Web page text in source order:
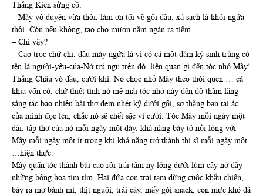
Thằng Kiên sửng cồ:
– Mày vô duyên vừa thôi, làm ơn tối về gội đầu, xả sạch là khỏi ngứa
thôi. Còn nếu không, tao cho mượn năm ngàn ra tiệm.
– Chi vậy?
– Cạo trọc chứ chi, đầu mày ngứa là vì có cả một đám ký sinh trùng có
tên là người-yêu-của-Nở trú ngụ trên đó, liên quan gì đến tóc nhỏ Mây!
Thằng Châu vò đầu, cười khì. Nó chọc nhỏ Mây theo thói quen … cà
khịa vốn có, chứ thiệt tình nó mê mái tóc nhỏ này đến độ thầm lặng
sáng tác bao nhiêu bài thơ đem nhét kỹ dưới gối, sợ thằng bạn tai ác
của mình đọc lén, chắc nó sẽ chết sặc vì cười. Tóc Mây mỗi ngày một
dài, tập thơ của nó mỗi ngày một dày, khả năng bày tỏ nỗi lòng với
Mây mỗi ngày một ít trong khi khả năng trở thành thi sĩ mỗi ngày một
…hiện thực.
Mây quấn tóc thành búi cao rồi trải tấm ny lông dưới lùm cây nở đầy
những bông hoa tim tím. Hai đứa con trai tạm dừng cuộc khẩu chiến,
bày ra mớ bánh mì, thịt nguội, trái cây, mấy gói snack, con mực khô đã